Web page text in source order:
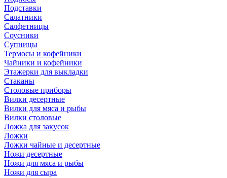
Подставки
Салатники
Салфетницы
Соусники
Супницы
Термосы и кофейники
Чайники и кофейники
Этажерки для выкладки
Стаканы
Столовые приборы
Вилки десертные
Вилки для мяса и рыбы
Вилки столовые
Ложка для закусок
Ложки
Ложки чайные и десертные
Ножи десертные
Ножи для мяса и рыбы
Ножи для сыра